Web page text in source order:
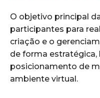
O objetivo principal
participantes para
criação e o
de forma
posicionamento de
ambiente virtual.